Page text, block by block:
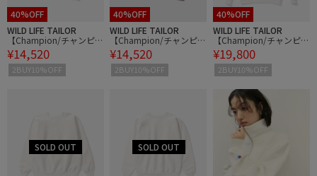
40%OFF
WILD LIFE TAILOR
【Champion/チャンピオ
ン】USN REVERSIBLE T-
SHIRT
¥14,520
2BUY10%OFF
40%OFF
WILD LIFE TAILOR
【Champion/チャンピオ
ン】USN REVERSIBLE T-
SHIRT
¥14,520
2BUY10%OFF
40%OFF
WILD LIFE TAILOR
【Champion/チャンピオ
ン】REVERSE WEAVE PU
LLOVER AFTER HOODED
¥19,800
2BUY10%OFF